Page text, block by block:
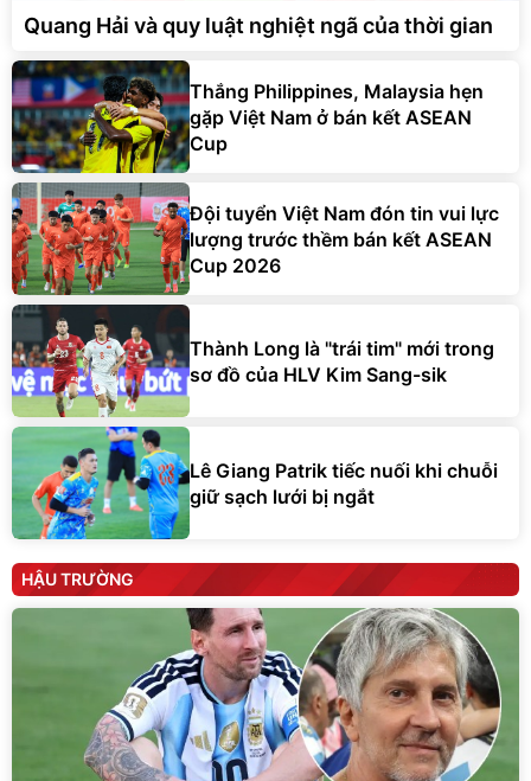
Quang Hải và quy luật nghiệt ngã của thời gian
Thắng Philippines, Malaysia hẹn
gặp Việt Nam ở bán kết ASEAN
Cup
Đội tuyển Việt Nam đón tin vui lực
lượng trước thềm bán kết ASEAN
Cup 2026
Thành Long là "trái tim" mới trong
sơ đồ của HLV Kim Sang-sik
Lê Giang Patrik tiếc nuối khi chuỗi
giữ sạch lưới bị ngắt
HẬU TRƯỜNG